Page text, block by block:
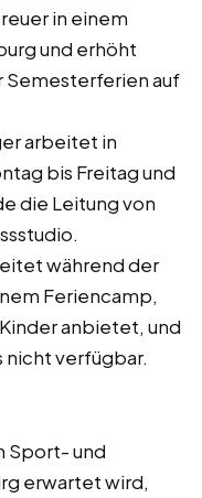
in einem
und erhöht
Semesterferien auf
arbeitet in
bis Freitag und
die Leitung von
während der
Feriencamp,
anbietet, und
nicht verfügbar.
Sport- und
erwartet wird,